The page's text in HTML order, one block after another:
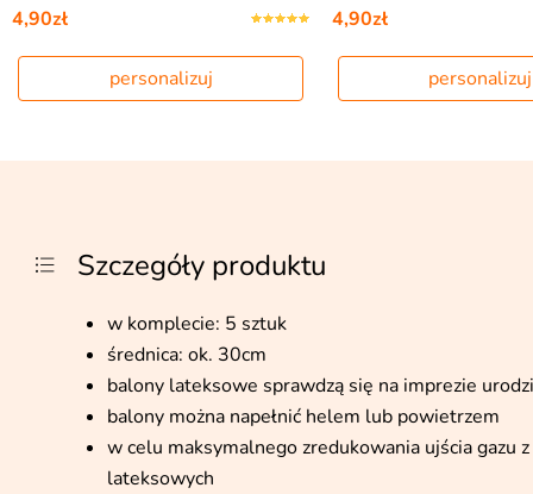
4,90zł
personalizuj
4,90zł
personalizuj
Szczegóły produktu
w komplecie: 5 sztuk
średnica: ok. 30cm
balony lateksowe sprawdzą się na imprezie
balony można napełnić helem lub powietrzem
w celu maksymalnego zredukowania ujścia gazu
lateksowych